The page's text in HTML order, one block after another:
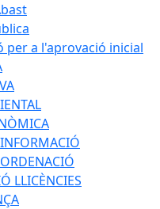
per a l'aprovació inicial
LLICÈNCIES